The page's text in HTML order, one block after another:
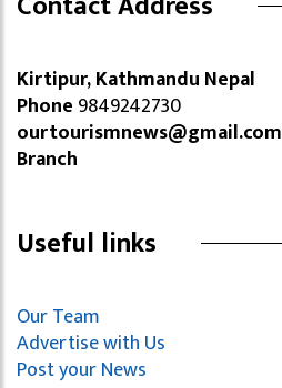
Kirtipur, Kathmandu Nepal
Phone 9849242730
ourtourismnews@gmail.com
Branch
Useful links
Our Team
Advertise with Us
Post your News